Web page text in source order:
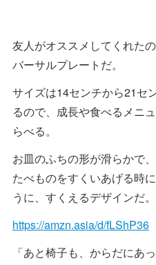
友人がオススメしてくれた
バーサルプレートだ。
サイズは14センチから21セ
るので、成長や食べるメニ
らべる。
お皿のふちの形が滑らかで
たべものをすくいあげる時
うに、すくえるデザインだ。
https://amzn.asia/d/fLShP36
「あと椅子も、からだにあ